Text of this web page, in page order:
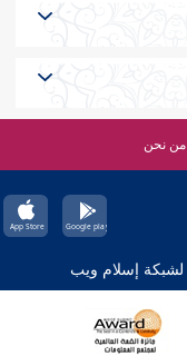
من نحن